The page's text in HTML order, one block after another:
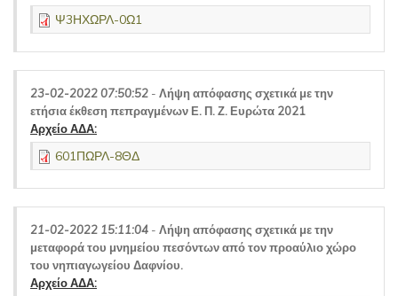
Ψ3ΗΧΩΡΛ-0Ω1
23-02-2022 07:50:52 - Λήψη απόφασης σχετικά με την
ετήσια έκθεση πεπραγμένων Ε. Π. Ζ. Ευρώτα 2021
Αρχείο ΑΔΑ:
601ΠΩΡΛ-8ΘΔ
21-02-2022 15:11:04 - Λήψη απόφασης σχετικά με την
μεταφορά του μνημείου πεσόντων από τον προαύλιο χώρο
του νηπιαγωγείου Δαφνίου.
Αρχείο ΑΔΑ: